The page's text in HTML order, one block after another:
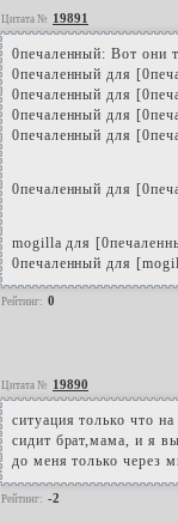
Цитата № 19891
0печаленный: Вот они
0печаленный для
0печаленный для
0печаленный для
0печаленный для
0печаленный для
mogilla для
0печаленный для
Рейтинг: 0
Цитата № 19890
ситуация только что
сидит брат,мама, и я
до меня только через
Рейтинг: -2